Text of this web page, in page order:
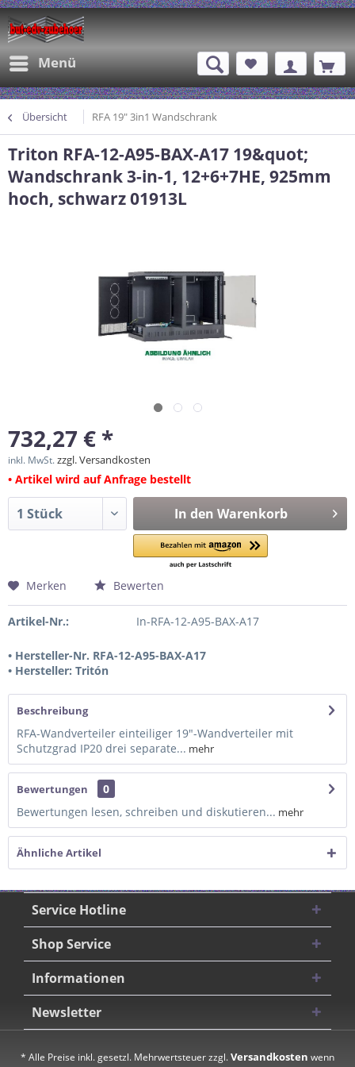
Menü
Übersicht RFA 19" 3in1 Wandschrank
Triton RFA-12-A95-BAX-A17 19&quot;
Wandschrank 3-in-1, 12+6+7HE, 925mm
hoch, schwarz 01913L
732,27 € *
inkl. MwSt.zzgl. Versandkosten
• Artikel wird auf Anfrage bestellt
In den Warenkorb
Merken Bewerten
Artikel-Nr.: In-RFA-12-A95-BAX-A17
• Hersteller-Nr. RFA-12-A95-BAX-A17
• Hersteller: Tritón
Beschreibung
RFA-Wandverteiler einteiliger 19"-Wandverteiler mit
Schutzgrad IP20 drei separate... mehr
Bewertungen
0
Bewertungen lesen, schreiben und diskutieren... mehr
Ähnliche Artikel
Service Hotline
Shop Service
Informationen
Newsletter
* Alle Preise inkl. gesetzl. Mehrwertsteuer zzgl.Versandkosten wenn